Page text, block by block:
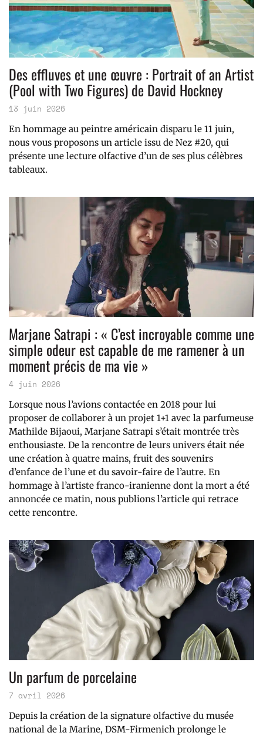
Des effluves et une œuvre : Portrait of an Artist
(Pool with Two Figures) de David Hockney
13 juin 2026
En hommage au peintre américain disparu le 11 juin,
nous vous proposons un article issu de Nez #20, qui
présente une lecture olfactive d’un de ses plus célèbres
tableaux.
Marjane Satrapi : « C’est incroyable comme une
simple odeur est capable de me ramener à un
moment précis de ma vie »
4 juin 2026
Lorsque nous l’avions contactée en 2018 pour lui
proposer de collaborer à un projet 1+1 avec la parfumeuse
Mathilde Bijaoui, Marjane Satrapi s’était montrée très
enthousiaste. De la rencontre de leurs univers était née
une création à quatre mains, fruit des souvenirs
d’enfance de l’une et du savoir-faire de l’autre. En
hommage à l’artiste franco-iranienne dont la mort a été
annoncée ce matin, nous publions l’article qui retrace
cette rencontre.
Un parfum de porcelaine
7 avril 2026
Depuis la création de la signature olfactive du musée
national de la Marine, DSM-Firmenich prolonge le